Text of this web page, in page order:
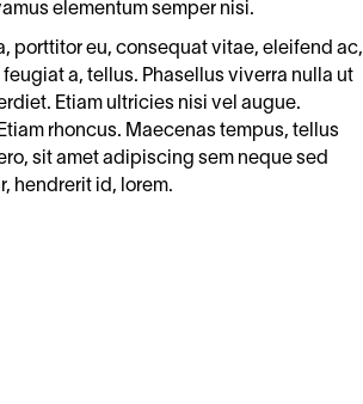
elementum semper nisi.
porttitor eu, consequat vitae, eleifend ac,
a, tellus. Phasellus viverra nulla ut
Etiam ultricies nisi vel augue.
rhoncus. Maecenas tempus, tellus
sit amet adipiscing sem neque sed
hendrerit id, lorem.